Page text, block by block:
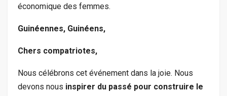
économique des femmes.
Guinéennes, Guinéens,
Chers compatriotes,
Nous célébrons cet événement dans la joie. Nous
devons nous inspirer du passé pour construire le